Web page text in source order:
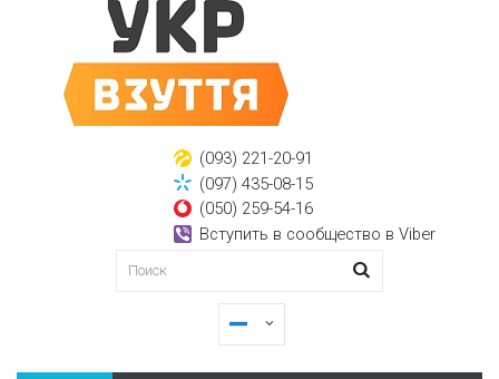
(093) 221-20-91
(097) 435-08-15
(050) 259-54-16
Вступить в сообщество в Viber